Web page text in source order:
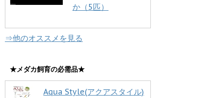
か（5匹）
⇒他のオススメを見る
★メダカ飼育の必需品★
Aqua Style(アクアスタイル)